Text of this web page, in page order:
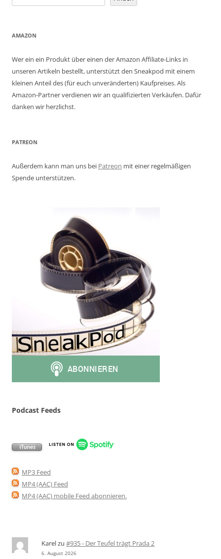
AMAZON
Wer ein ein Produkt über einen der Amazon Affiliate-Links in
unseren Artikeln bestellt, unterstützt den Sneakpod mit einem
kleinen Anteil des (für euch unveränderten) Kaufpreises. Als
Amazon-Partner verdienen wir an qualifizierten Verkäufen. Dafür
danken wir herzlichst.
PATREON
Außerdem kann man uns bei Patreon mit einer regelmäßigen
Spende unterstützen.
Podcast Feeds
MP3 Feed
MP4 (AAC) Feed
MP4 (AAC) mobile Feed abonnieren.
Karelzu #935 - Der Teufel trägt Prada 2
6. August 2026